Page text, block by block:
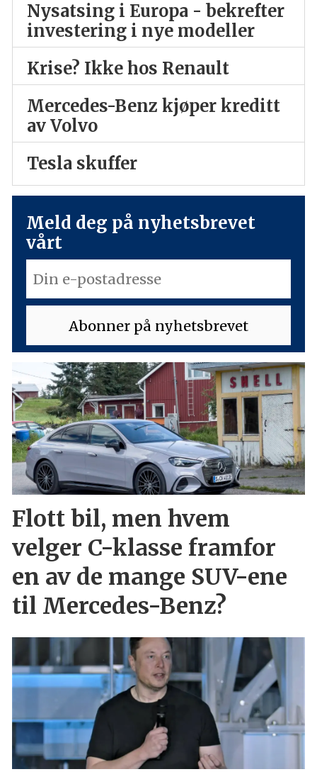
Nysatsing i Europa - bekrefter
investering i nye modeller
Krise? Ikke hos Renault
Mercedes-Benz kjøper kreditt
av Volvo
Tesla skuffer
Meld deg på nyhetsbrevet
vårt
Flott bil, men hvem
velger C-klasse framfor
en av de mange SUV-ene
til Mercedes-Benz?